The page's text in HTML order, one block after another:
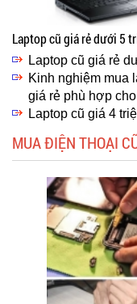
Laptop cũ giá rẻ dưới 5
Laptop cũ giá rẻ
Kinh nghiệm mua
giá rẻ phù hợp
Laptop cũ giá 4
MUA ĐIỆN THOẠI